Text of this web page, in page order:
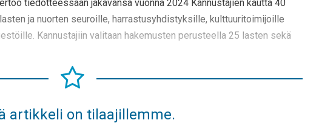
tiedotteessaan jakavansa vuonna 2024 Kannustajien kautta 40
ja nuorten seuroille, harrastusyhdistyksille, kulttuuritoimijoille
Kannustajiin valitaan hakemusten perusteella 25 lasten sekä
artikkeli on tilaajillemme.